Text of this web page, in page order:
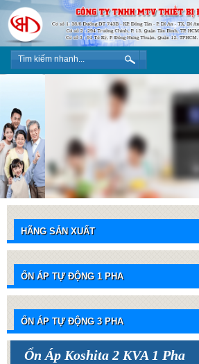
HÃNG SẢN XUẤT
ỔN ÁP TỰ ĐỘNG 1 PHA
ỔN ÁP TỰ ĐỘNG 3 PHA
Ổn Áp Koshita 2 KVA 1 Pha